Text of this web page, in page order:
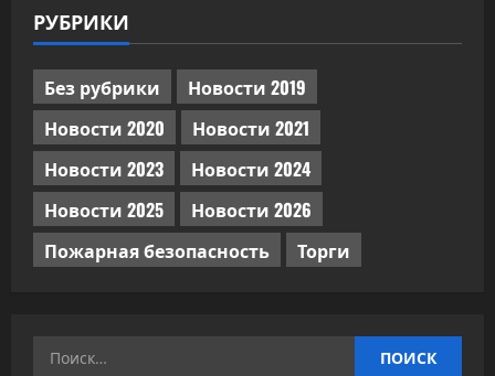
РУБРИКИ
Без рубрики
Новости 2019
Новости 2020
Новости 2021
Новости 2023
Новости 2024
Новости 2025
Новости 2026
Пожарная безопасность
Торги
Найти: